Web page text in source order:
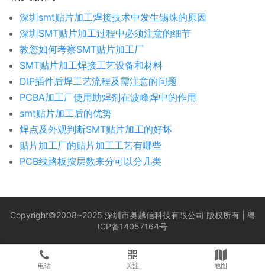
深圳smt贴片加工焊接技术中发生锡珠的原因
深圳SMT贴片加工过程中必须注意的细节
教您如何考察SMT贴片加工厂
SMT贴片加工焊接工艺设备和材料
DIP插件后焊工艺流程及需注意的问题
PCBA加工厂使用助焊剂在波峰焊中的作用
smt贴片加工后的优势
焊点及外观判断SMT贴片加工的好坏
贴片加工厂的贴片加工工艺有哪些
PCB线路板按层数来分可以分几类
Copyright©2008~2025 深圳市奥越信科技有限公司 版权所有 | 粤
ICP备14057164号
电话 关注 地图